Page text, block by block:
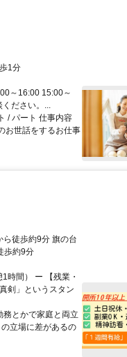
1分
～16:00 15:00～
ださい。...
/ パート 仕事内容
お世話をするお仕事
歩約9分
時間） ー 【残業・
剣」というスタン
務とかで家庭と両立
立場に差があるの